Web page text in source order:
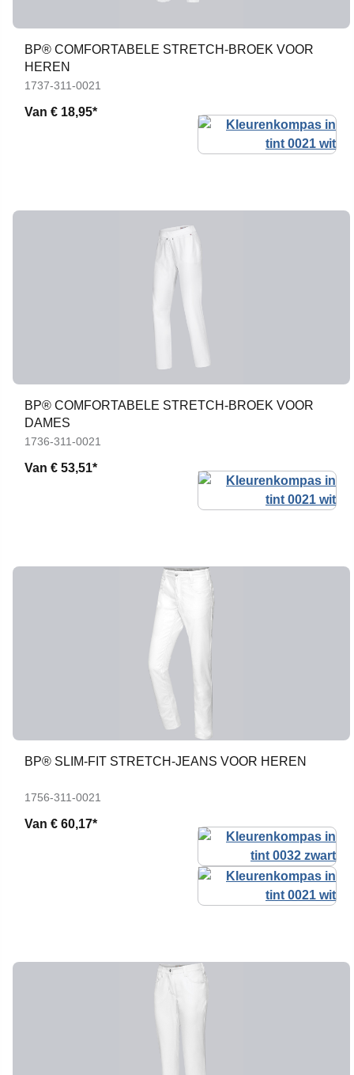
BP® COMFORTABELE STRETCH-BROEK VOOR
HEREN
1737-311-0021
Van € 18,95*
BP® COMFORTABELE STRETCH-BROEK VOOR
DAMES
1736-311-0021
Van € 53,51*
BP® SLIM-FIT STRETCH-JEANS VOOR HEREN
1756-311-0021
Van € 60,17*